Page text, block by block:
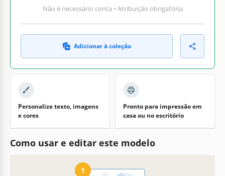
Não é necessário conta • Atribuição obrigatória
Adicionar à coleção
Personalize texto, imagens
e cores
Pronto para impressão em
casa ou no escritório
Como usar e editar este modelo
1